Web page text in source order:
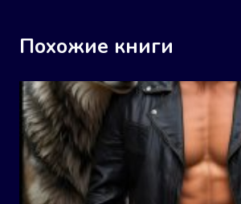
Похожие книги